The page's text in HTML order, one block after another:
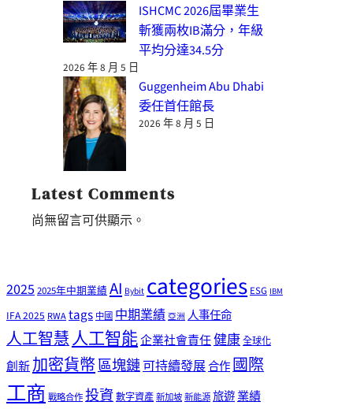
ISHCMC 2026屆畢業生
斬獲兩枚IB滿分，年級
平均分達34.5分
2026 年 8 月 5 日
Guggenheim Abu Dhabi
委任首任館長
2026 年 8 月 5 日
Latest Comments
尚無留言可供顯示。
2025 2025年中期業績AI Bybitcategories ESG IBM
IFA 2025 RWAtags 中國 中期業績 亞洲 人事任命
人工智慧人工智能企業社會責任健康全球化
創新加密貨幣區塊鏈可持續發展合作國際
工商 戰略合作投資數字資產新加坡新能源旅遊業績